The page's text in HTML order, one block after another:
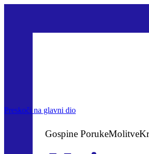
Preskoči na glavni dio
Gospine PorukeMolitve